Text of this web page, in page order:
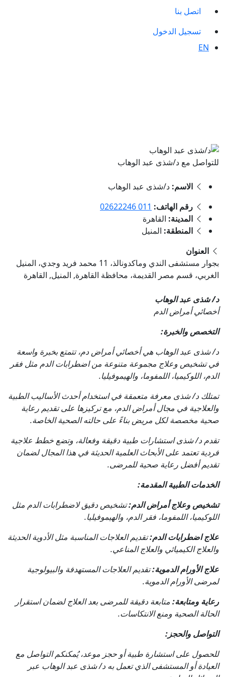
اتصل بنا
تسجيل الدخول
EN
للتواصل مع د/شذى عبد الوهاب
الاسم: د/شذى عبد الوهاب
رقم الهاتف: 011 02622246
المدينة: القاهرة
المنطقة: المنيل
العنوان
بجوار مستشفى الندي وماكدونالذ، 11 محمد فريد وجدي، المنيل
الغربي، قسم مصر القديمة، محافظة القاهرة‬, المنيل, القاهرة
د/ شذى عبد الوهاب
أخصائي أمراض الدم
التخصص والخبرة:
د/ شذى عبد الوهاب هي أخصائي أمراض دم، تتمتع بخبرة واسعة
في تشخيص وعلاج مجموعة متنوعة من اضطرابات الدم مثل فقر
الدم، اللوكيميا، اللمفوما، والهيموفيليا.
تمتلك د/ شذى معرفة متعمقة في استخدام أحدث الأساليب الطبية
والعلاجية في مجال أمراض الدم، مع تركيزها على تقديم رعاية
صحية مخصصة لكل مريض بناءً على حالته الصحية الخاصة.
تقدم د/ شذى استشارات طبية دقيقة وفعالة، وتضع خطط علاجية
فردية تعتمد على الأبحاث العلمية الحديثة في هذا المجال لضمان
تقديم أفضل رعاية صحية للمرضى.
الخدمات الطبية المقدمة:
تشخيص وعلاج أمراض الدم:تشخيص دقيق لاضطرابات الدم مثل
اللوكيميا، اللمفوما، فقر الدم، والهيموفيليا.
علاج اضطرابات الدم:تقديم العلاجات المناسبة مثل الأدوية الحديثة
والعلاج الكيميائي والعلاج المناعي.
علاج الأورام الدموية:تقديم العلاجات المستهدفة والبيولوجية
لمرضى الأورام الدموية.
رعاية ومتابعة: متابعة دقيقة للمرضى بعد العلاج لضمان استقرار
الحالة الصحية ومنع الانتكاسات.
التواصل والحجز:
للحصول على استشارة طبية أو حجز موعد، يُمكنكم التواصل مع
العيادة أو المستشفى الذي تعمل به د/ شذى عبد الوهاب عبر